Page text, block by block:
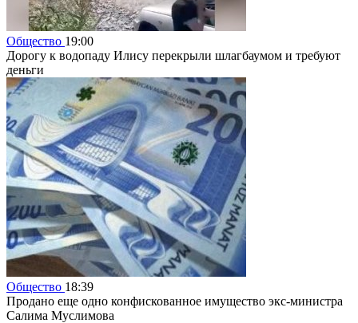
Общество 19:00
Дорогу к водопаду Илису перекрыли шлагбаумом и требуют
деньги
Общество 18:39
Продано еще одно конфискованное имущество экс-министра
Салима Муслимова